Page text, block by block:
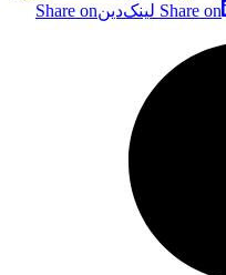
Share on لینک‌دین
Share on